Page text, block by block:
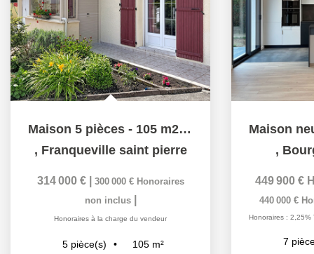
Maison 5 pièces - 105 m2 - Proche de toutes commodités
, Franqueville saint pierre
314 000 € 300 000 € Honoraires
non inclus
Honoraires à la charge du vendeur
5 pièce(s) 105 m²
,
449 900 €
440 000 €
Honoraires : 2,25%
7